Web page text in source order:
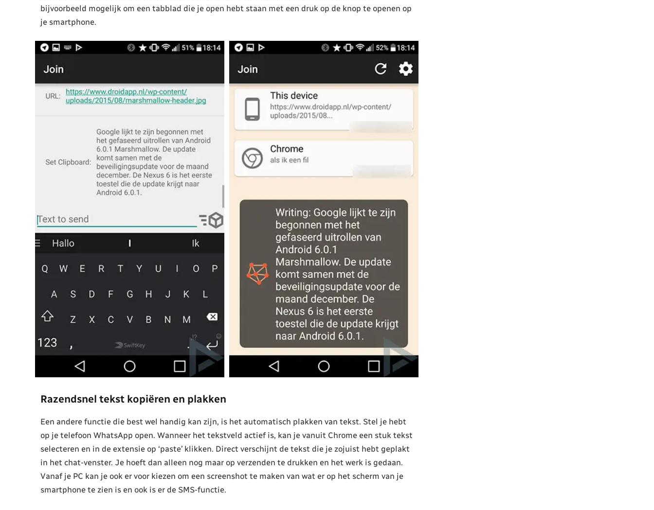
bijvoorbeeld mogelijk om een tabblad die je open hebt staan met een druk op de knop te openen op
je smartphone.
Razendsnel tekst kopiëren en plakken
Een andere functie die best wel handig kan zijn, is het automatisch plakken van tekst. Stel je hebt
op je telefoon WhatsApp open. Wanneer het tekstveld actief is, kan je vanuit Chrome een stuk tekst
selecteren en in de extensie op ‘paste’ klikken. Direct verschijnt de tekst die je zojuist hebt geplakt
in het chat-venster. Je hoeft dan alleen nog maar op verzenden te drukken en het werk is gedaan.
Vanaf je PC kan je ook er voor kiezen om een screenshot te maken van wat er op het scherm van je
smartphone te zien is en ook is er de SMS-functie.